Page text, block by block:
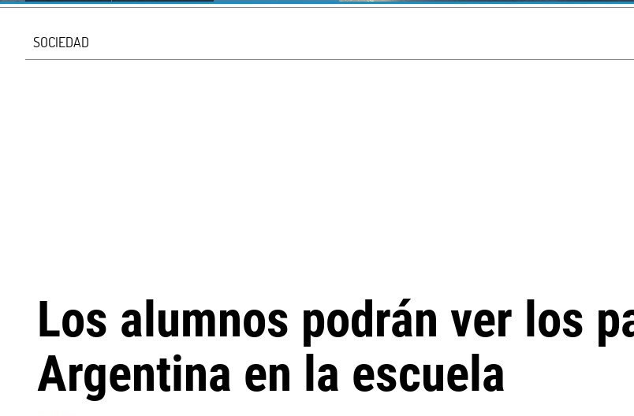
SOCIEDAD
Los alumnos podrán ver los
Argentina en la escuela